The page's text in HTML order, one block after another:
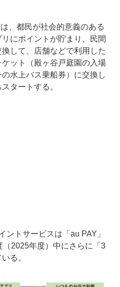
、都民が社会的意義のある
にポイントが貯まり、民間
して、店舗などで利用した
ット（殿ヶ谷戸庭園の入場
水上バス乗船券）に交換し
タートする。
トサービスは「au PAY」
2025年度）中にさらに「3
る。